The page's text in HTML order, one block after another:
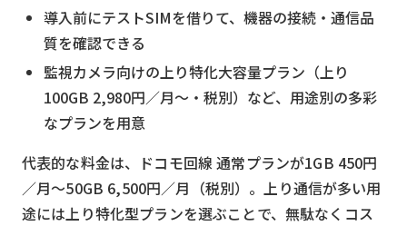
導入前にテストSIMを借りて、機器の接続・通信品
質を確認できる
監視カメラ向けの上り特化大容量プラン（上り
100GB 2,980円／月〜・税別）など、用途別の多彩
なプランを用意
代表的な料金は、ドコモ回線 通常プランが1GB 450円
／月〜50GB 6,500円／月（税別）。上り通信が多い用
途には上り特化型プランを選ぶことで、無駄なくコス